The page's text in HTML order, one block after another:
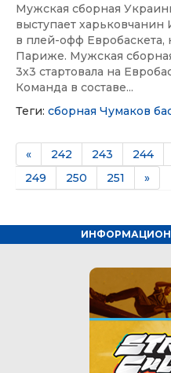
Мужская сборная
выступает
в плей-офф Евробаскета,
Париже. Мужская
3х3 стартовала на
Команда в составе...
Теги: сборная Чумаков
« 242 243 244
249
250 251 »